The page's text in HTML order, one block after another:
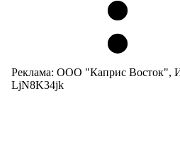
Реклама: ООО "Каприс Восток",
LjN8K34jk